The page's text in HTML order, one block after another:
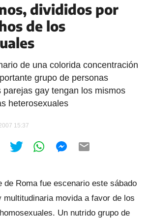
divididos por
de los
de una colorida concentración
grupo de personas
parejas gay tengan los mismos
heterosexuales
15:37
de Roma fue escenario este sábado
multitudinaria movida a favor de los
Un nutrido grupo de